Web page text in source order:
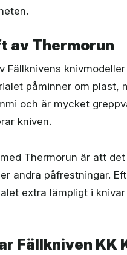
av Thermorun
Fällknivens
påminner om plast,
och är mycket
kniven.
Thermorun är att
andra påfrestningar.
extra lämpligt i
Fällkniven KK